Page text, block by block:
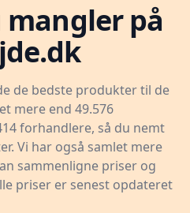
mangler på
de bedste produkter til de
mere end 49.576
forhandlere, så du nemt
Vi har også samlet mere
sammenligne priser og
priser er senest opdateret